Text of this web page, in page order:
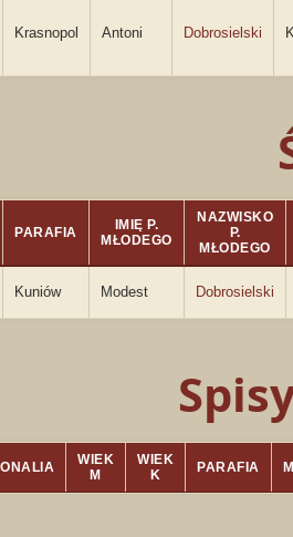
Krasnopol Antoni Dobrosielski
PARAFIA
IMIĘ P.
MŁODEGO
NAZWISKO
P.
MŁODEGO
Kuniów Modest Dobrosielski
WIEK
M
WIEK
K
PARAFIA